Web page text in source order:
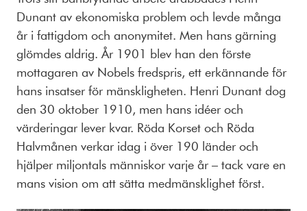
Dunant av ekonomiska problem och levde många
år i fattigdom och anonymitet. Men hans gärning
glömdes aldrig. År 1901 blev han den förste
mottagaren av Nobels fredspris, ett erkännande för
hans insatser för mänskligheten. Henri Dunant dog
den 30 oktober 1910, men hans idéer och
värderingar lever kvar. Röda Korset och Röda
Halvmånen verkar idag i över 190 länder och
hjälper miljontals människor varje år – tack vare en
mans vision om att sätta medmänsklighet först.